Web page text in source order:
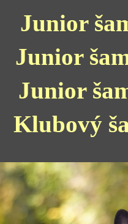
Junior
Junior
Junior
Klubový